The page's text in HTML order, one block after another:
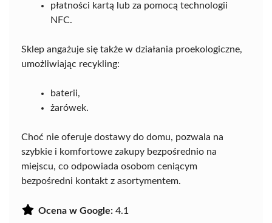
płatności kartą lub za pomocą technologii
NFC.
Sklep angażuje się także w działania proekologiczne,
umożliwiając recykling:
baterii,
żarówek.
Choć nie oferuje dostawy do domu, pozwala na
szybkie i komfortowe zakupy bezpośrednio na
miejscu, co odpowiada osobom ceniącym
bezpośredni kontakt z asortymentem.
Ocena w Google: 4.1